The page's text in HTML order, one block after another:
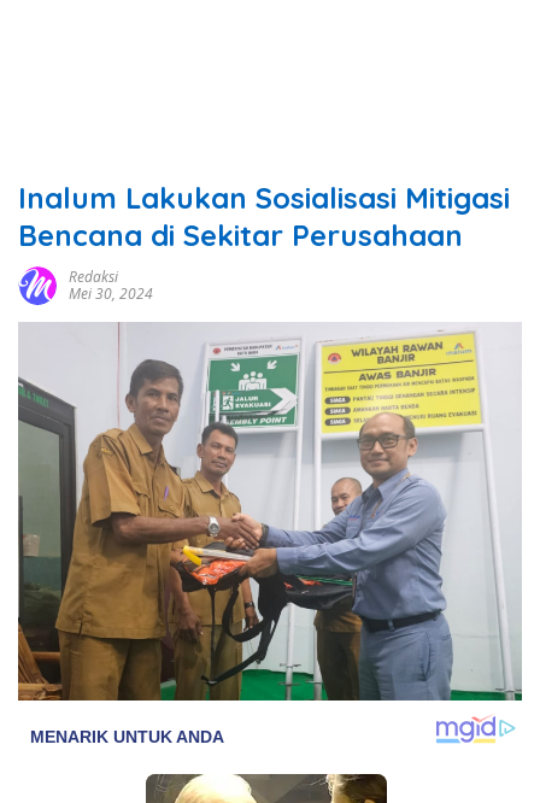
Inalum Lakukan Sosialisasi Mitigasi
Bencana di Sekitar Perusahaan
Redaksi
Mei 30, 2024